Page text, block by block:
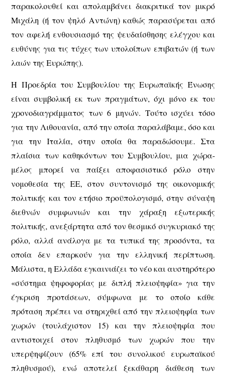
παρακολουθεί και απολαμβάνει διακριτικά τον μικρό
Μιχάλη (ή τον ψηλό Αντώνη) καθώς παρασύρεται από
τον αφελή ενθουσιασμό της ψευδαίσθησης ελέγχου και
ευθύνης για τις τύχες των υπολοίπων επιβατών (ή των
λαών της Ευρώπης).
Η Προεδρία του Συμβουλίου της Ευρωπαϊκής Ένωσης
είναι συμβολική εκ των πραγμάτων, όχι μόνο εκ του
χρονοδιαγράμματος των 6 μηνών. Τούτο ισχύει τόσο
για την Λιθουανία, από την οποία παραλάβαμε, όσο και
για την Ιταλία, στην οποία θα παραδώσουμε. Στα
πλαίσια των καθηκόντων του Συμβουλίου, μια χώρα-
μέλος μπορεί να παίξει αποφασιστικό ρόλο στην
νομοθεσία της ΕΕ, στον συντονισμό της οικονομικής
πολιτικής και τον ετήσιο προϋπολογισμό, στην σύναψη
διεθνών συμφωνιών και την χάραξη εξωτερικής
πολιτικής, ανεξάρτητα από τον θεσμικό συγκυριακό της
ρόλο, αλλά ανάλογα με τα τυπικά της προσόντα, τα
οποία δεν επαρκούν για την ελληνική περίπτωση.
Μάλιστα, η Ελλάδα εγκαινιάζει το νέο και αυστηρότερο
«σύστημα ψηφοφορίας με διπλή πλειοψηφία» για την
έγκριση προτάσεων, σύμφωνα με το οποίο κάθε
πρόταση πρέπει να στηριχθεί από την πλειοψηφία των
χωρών (τουλάχιστον 15) και την πλειοψηφία που
αντιστοιχεί στον πληθυσμό των χωρών που την
υπερψηφίζουν (65% επί του συνολικού ευρωπαϊκού
πληθυσμού), ενώ αποτελεί ξεκάθαρη διάθεση των